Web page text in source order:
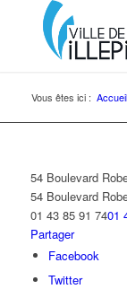
Vous êtes ici : Accueil
54 Boulevard
54 Boulevard
01 43 85 91 7401
Partager
Facebook
Twitter